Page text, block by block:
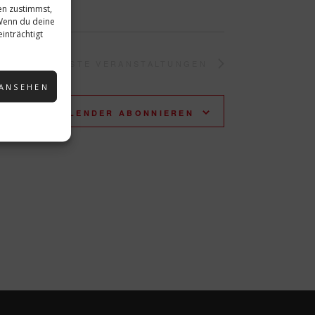
zustimmst,
du deine
KALENDER ABONNIEREN